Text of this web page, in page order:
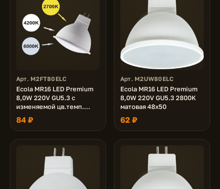
Арт. M2FT80ELC
Ecola MR16 LED Premium
8,0W 220V GU5.3 с
изменяемой цв.темп.
(6500/4200/2700K)
матовая 48x50
84 ₽
Арт. M2UW80ELC
Ecola MR16 LED Premium
8,0W 220V GU5.3 2800K
матовая 48x50
62 ₽